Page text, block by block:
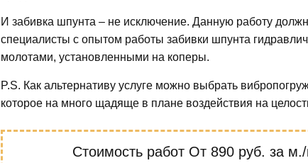
И забивка шпунта – не исключение. Данную работу
специалисты с опытом работы забивки шпунта
молотами, установленными на коперы.
P.S. Как альтернативу услуге можно выбрать
которое на много щадяще в плане воздействия на
Стоимость работ От 890 руб. за м./